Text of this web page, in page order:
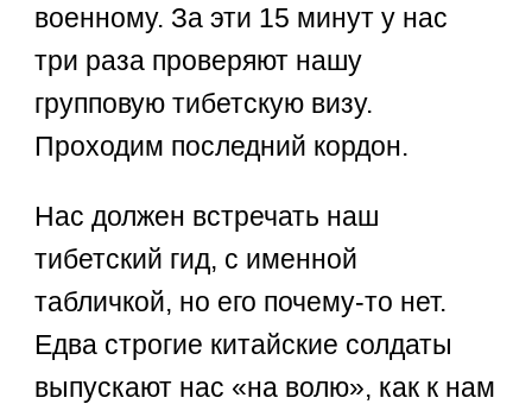
военному. За эти 15 минут у нас
три раза проверяют нашу
групповую тибетскую визу.
Проходим последний кордон.
Нас должен встречать наш
тибетский гид, с именной
табличкой, но его почему-то нет.
Едва строгие китайские солдаты
выпускают нас «на волю», как к нам